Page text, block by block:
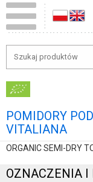
POMIDORY
VITALIANA
ORGANIC SEMI-DRY
OZNACZENIA I